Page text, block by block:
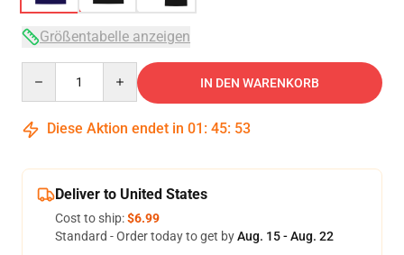
Größentabelle anzeigen
IN DEN WARENKORB
Diese Aktion endet in 01 : 45: 53
Deliver to United States
Cost to ship:$6.99
Standard - Order today to get byAug. 15 - Aug. 22